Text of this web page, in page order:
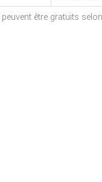
être gratuits